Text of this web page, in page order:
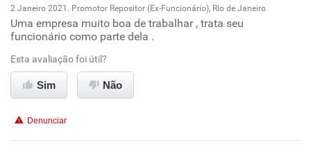
Oportunidade de promoção
Ambiente de trabalho
Conciliação com a vida familiar
2 Janeiro 2021. Promotor Repositor (Ex-Funcionário), Rio de Janeiro
Uma empresa muito boa de trabalhar , trata seu
funcionário como parte dela .
Esta avaliação foi útil?
Sim Não
Denunciar